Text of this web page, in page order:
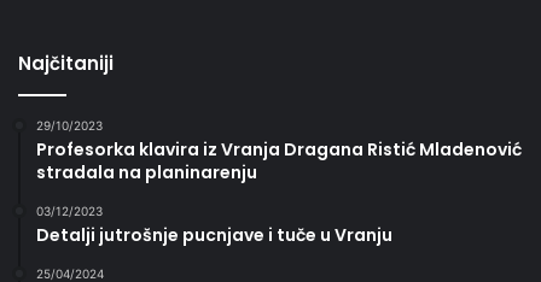
Najčitaniji
29/10/2023
Profesorka klavira iz Vranja Dragana Ristić Mladenović
stradala na planinarenju
03/12/2023
Detalji jutrošnje pucnjave i tuče u Vranju
25/04/2024